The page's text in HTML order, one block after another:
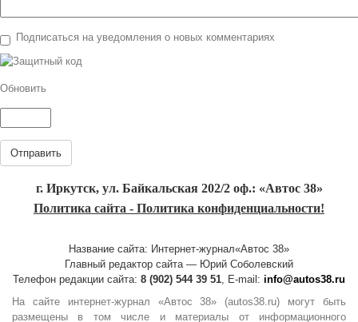
Подписаться на уведомления о новых комментариях
Обновить
Отправить
г. Иркутск, ул. Байкальская 202/2 оф.: «Автос 38»
Политика сайта - Политика конфиденциальности!
Название сайта: Интернет-журнал«Автос 38»
Главный редактор сайта — Юрий Соболевский
Телефон редакции сайта: 8 (902) 544 39 51 , E-mail: info@autos38.ru
На сайте интернет-журнал «Автос 38» (autos38.ru) могут быть
размещены в том числе и материалы от информационного